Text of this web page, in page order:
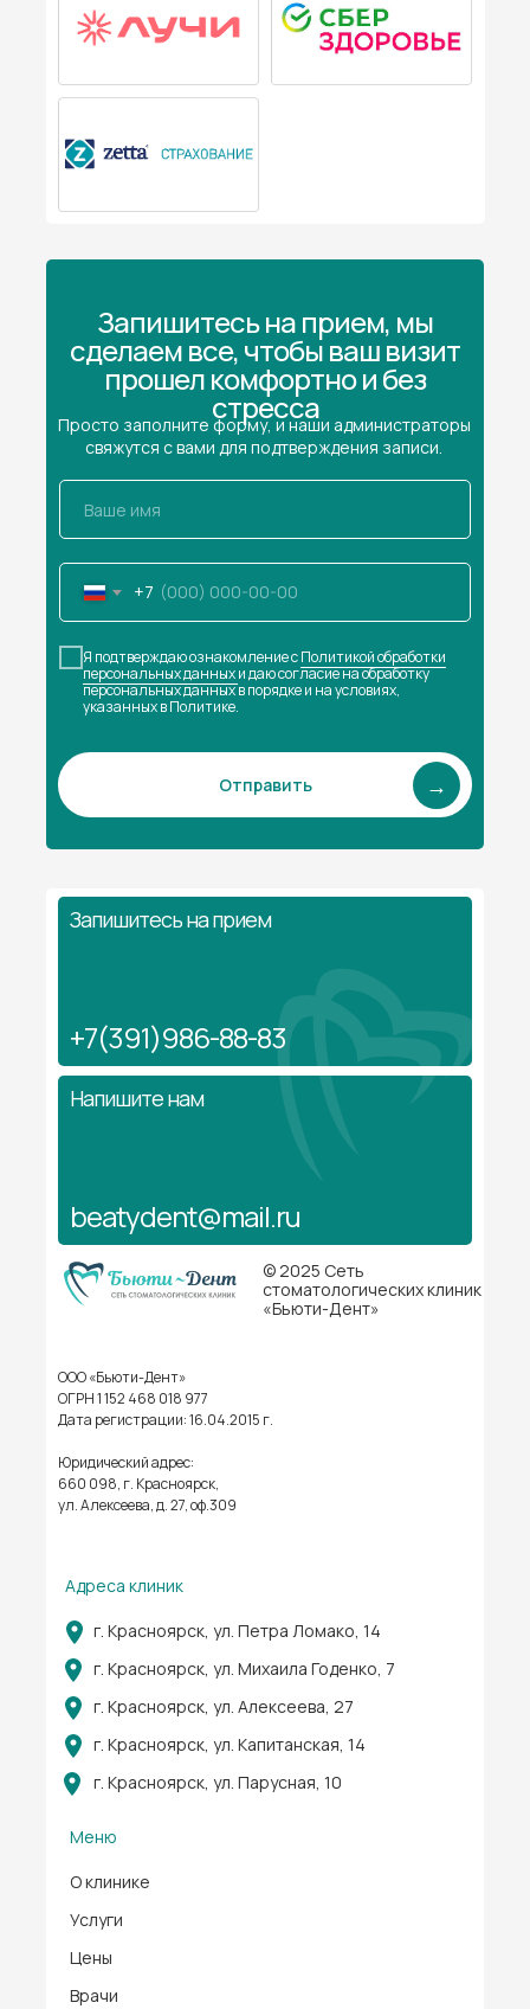
+7
Я подтверждаю ознакомление сПолитикой обработки
персональных данныхи даю согласие на обработку
персональных данных в порядке и на условиях,
указанных в Политике.
Отправить →
Просто заполните форму, и наши администраторы
свяжутся с вами для подтверждения записи.
Запишитесь на прием, мы
сделаем все, чтобы ваш визит
прошел комфортно и без
стресса
Запишитесь на прием
+7(391)986-88-83
Напишите нам
beatydent@mail.ru
© 2025 Сеть
стоматологических клиник
«Бьюти-Дент»
ООО «Бьюти-Дент»
ОГРН 1 152 468 018 977
Дата регистрации: 16.04.2015 г.
Юридический адрес:
660 098, г. Красноярск,
ул. Алексеева, д. 27, оф.309
Меню
О клинике
Услуги
Цены
Врачи
г. Красноярск, ул. Парусная, 10
г. Красноярск, ул. Капитанская, 14
г. Красноярск, ул. Алексеева, 27
г. Красноярск, ул. Михаила Годенко, 7
г. Красноярск, ул. Петра Ломако, 14
Адреса клиник